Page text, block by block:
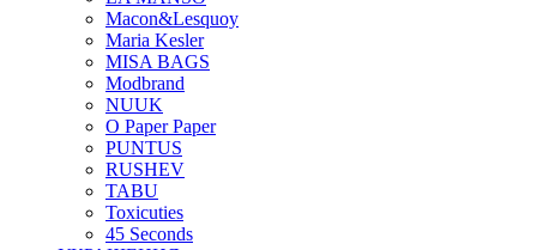
Macon&Lesquoy
Maria Kesler
MISA BAGS
Modbrand
NUUK
O Paper Paper
PUNTUS
RUSHEV
TABU
Toxicuties
45 Seconds